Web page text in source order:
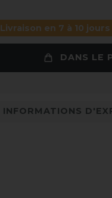
Livraison en 7 à 10
DANS LE
INFORMATIONS